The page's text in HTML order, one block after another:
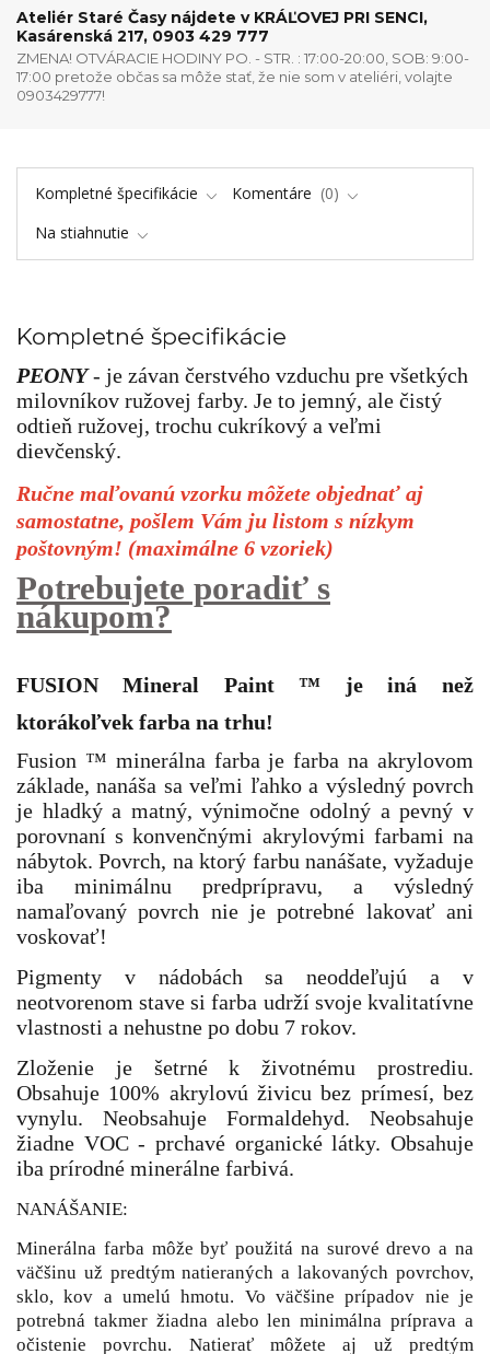
Ateliér Staré Časy nájdete v KRÁĽOVEJ PRI SENCI,
Kasárenská 217, 0903 429 777
ZMENA! OTVÁRACIE HODINY PO. - STR. : 17:00-20:00, SOB: 9:00-
17:00 pretože občas sa môže stať, že nie som v ateliéri, volajte
0903429777!
Kompletné špecifikácie Komentáre
0
Na stiahnutie
Kompletné špecifikácie
PEONY- je závan čerstvého vzduchu pre všetkých
milovníkov ružovej farby. Je to jemný, ale čistý
odtieň ružovej, trochu cukríkový a veľmi
dievčenský.
Ručne maľovanú vzorku môžete objednať aj
samostatne, pošlem Vám ju listom s nízkym
poštovným! (maximálne 6 vzoriek)
Potrebujete poradiť s
nákupom?
FUSION Mineral Paint™ je iná než
ktorákoľvek farba na trhu!
Fusion ™ minerálna farba je farba na akrylovom
základe, nanáša sa veľmi ľahko a výsledný povrch
je hladký a matný, výnimočne odolný a pevný v
porovnaní s konvenčnými akrylovými farbami na
nábytok. Povrch, na ktorý farbu nanášate, vyžaduje
iba minimálnu predprípravu, a výsledný
namaľovaný povrch nie je potrebné lakovať ani
voskovať!
Pigmenty v nádobách sa neoddeľujú a v
neotvorenom stave si farba udrží svoje kvalitatívne
vlastnosti a nehustne po dobu 7 rokov.
Zloženie je šetrné k životnému prostrediu.
Obsahuje 100% akrylovú živicu bez prímesí, bez
vynylu. Neobsahuje Formaldehyd. Neobsahuje
žiadne VOC - prchavé organické látky. Obsahuje
iba prírodné minerálne farbivá.
NANÁŠANIE:
Minerálna farba môže byť použitá na surové drevo a na
väčšinu už predtým natieraných a lakovaných povrchov,
sklo, kov a umelú hmotu. Vo väčšine prípadov nie je
potrebná takmer žiadna alebo len minimálna príprava a
očistenie povrchu. Natierať môžete aj už predtým